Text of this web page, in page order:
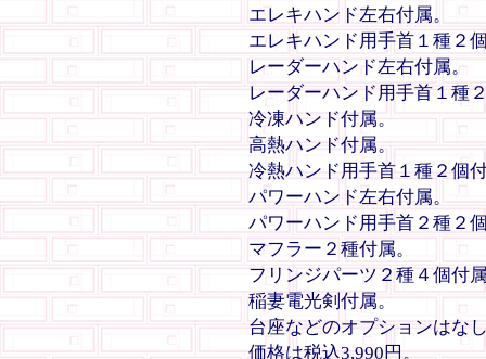
エレキハンド左右付属。
エレキハンド用手首１種２
レーダーハンド左右付属。
レーダーハンド用手首１種
冷凍ハンド付属。
高熱ハンド付属。
冷熱ハンド用手首１種２個
パワーハンド左右付属。
パワーハンド用手首２種２
マフラー２種付属。
フリンジパーツ２種４個付
稲妻電光剣付属。
台座などのオプションはな
価格は税込3,990円。